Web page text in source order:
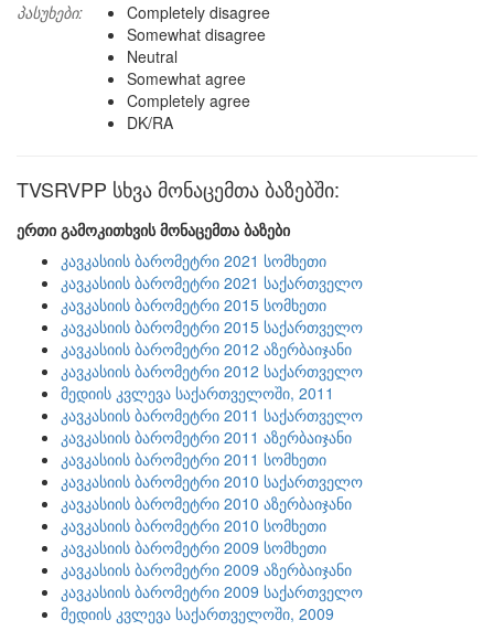
პასუხები:
Completely disagree
Somewhat disagree
Neutral
Somewhat agree
Completely agree
DK/RA
TVSRVPP სხვა მონაცემთა ბაზებში:
ერთი გამოკითხვის მონაცემთა ბაზები
კავკასიის ბარომეტრი 2021 სომხეთი
კავკასიის ბარომეტრი 2021 საქართველო
კავკასიის ბარომეტრი 2015 სომხეთი
კავკასიის ბარომეტრი 2015 საქართველო
კავკასიის ბარომეტრი 2012 აზერბაიჯანი
კავკასიის ბარომეტრი 2012 საქართველო
მედიის კვლევა საქართველოში, 2011
კავკასიის ბარომეტრი 2011 საქართველო
კავკასიის ბარომეტრი 2011 აზერბაიჯანი
კავკასიის ბარომეტრი 2011 სომხეთი
კავკასიის ბარომეტრი 2010 საქართველო
კავკასიის ბარომეტრი 2010 აზერბაიჯანი
კავკასიის ბარომეტრი 2010 სომხეთი
კავკასიის ბარომეტრი 2009 სომხეთი
კავკასიის ბარომეტრი 2009 აზერბაიჯანი
კავკასიის ბარომეტრი 2009 საქართველო
მედიის კვლევა საქართველოში, 2009